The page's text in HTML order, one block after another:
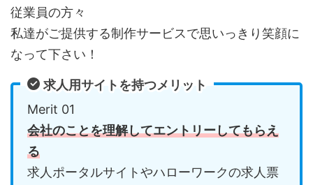
従業員の方々
私達がご提供する制作サービスで思いっきり笑顔に
なって下さい！
求人用サイトを持つメリット
Merit 01
会社のことを理解してエントリーしてもらえ
る
求人ポータルサイトやハローワークの求人票